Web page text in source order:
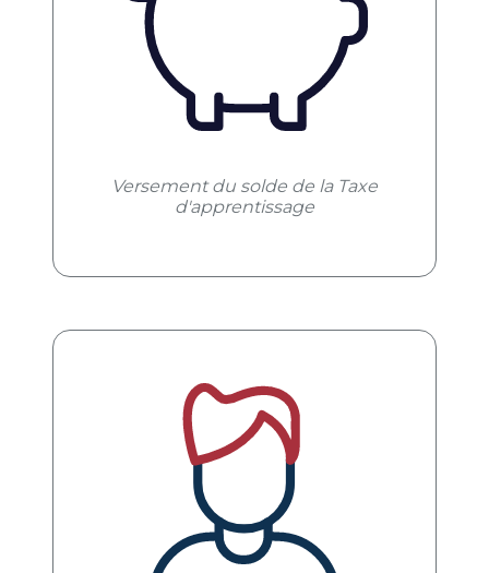
Versement du solde de la Taxe
d'apprentissage